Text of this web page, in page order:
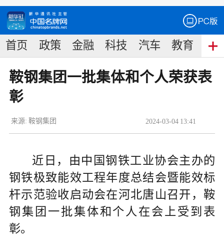
首页 政策 金融 科技 汽车 教育 食
鞍钢集团一批集体和个人荣获表
彰
2024-03-04 13:41
来源: 鞍钢集团
近日，由中国钢铁工业协会主办的
钢铁极致能效工程年度总结会暨能效标
杆示范验收启动会在河北唐山召开，鞍
钢集团一批集体和个人在会上受到表
彰。